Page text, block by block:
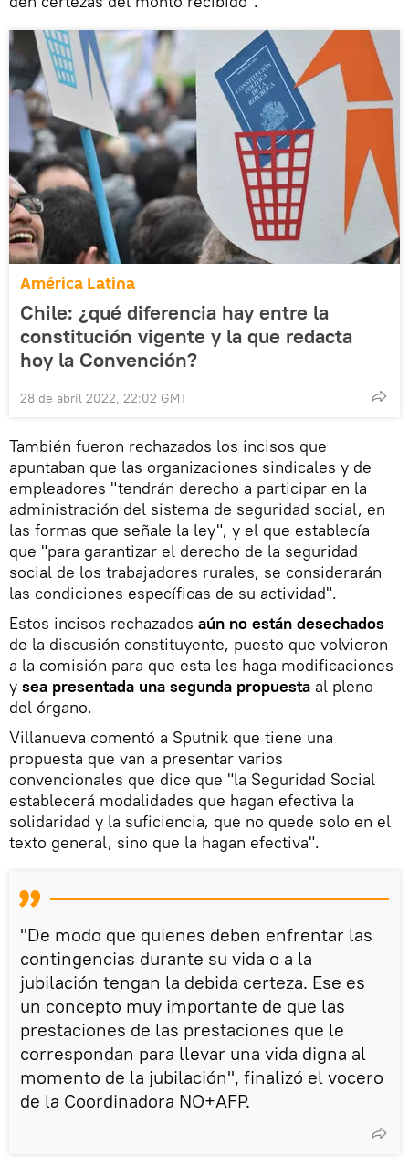
América Latina
Chile: ¿qué diferencia hay entre la
constitución vigente y la que redacta
hoy la Convención?
28 de abril 2022, 22:02 GMT
También fueron rechazados los incisos que
apuntaban que las organizaciones sindicales y de
empleadores "tendrán derecho a participar en la
administración del sistema de seguridad social, en
las formas que señale la ley", y el que establecía
que "para garantizar el derecho de la seguridad
social de los trabajadores rurales, se considerarán
las condiciones específicas de su actividad".
Estos incisos rechazados aún no están desechados
de la discusión constituyente, puesto que volvieron
a la comisión para que esta les haga modificaciones
y sea presentada una segunda propuesta al pleno
del órgano.
Villanueva comentó a Sputnik que tiene una
propuesta que van a presentar varios
convencionales que dice que "la Seguridad Social
establecerá modalidades que hagan efectiva la
solidaridad y la suficiencia, que no quede solo en el
texto general, sino que la hagan efectiva".
"De modo que quienes deben enfrentar las
contingencias durante su vida o a la
jubilación tengan la debida certeza. Ese es
un concepto muy importante de que las
prestaciones de las prestaciones que le
correspondan para llevar una vida digna al
momento de la jubilación", finalizó el vocero
de la Coordinadora NO+AFP.